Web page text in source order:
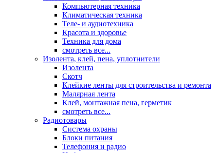
Компьютерная техника
Климатическая техника
Теле- и аудиотехника
Красота и здоровье
Техника для дома
смотреть все...
Изолента, клей, пена, уплотнители
Изолента
Скотч
Клейкие ленты для строительства и ремонта
Малярная лента
Клей, монтажная пена, герметик
смотреть все...
Радиотовары
Система охраны
Блоки питания
Телефония и радио